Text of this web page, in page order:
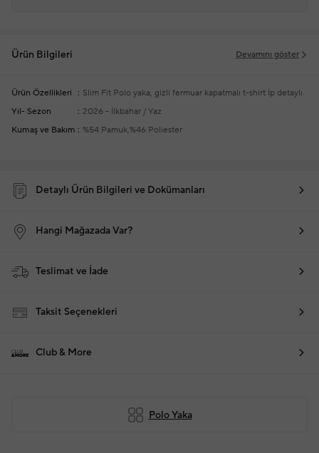
Ürün Bilgileri Devamını göster
Ürün Özellikleri Slim Fit Polo yaka, gizli fermuar kapatmalı t-shirt İp detaylı
Yıl- Sezon
2026 - İlkbahar / Yaz
Kumaş ve Bakım
%54 Pamuk,%46 Poliester
Detaylı Ürün Bilgileri ve Dokümanları
Hangi Mağazada Var?
Teslimat ve İade
Taksit Seçenekleri
Club & More
Polo Yaka